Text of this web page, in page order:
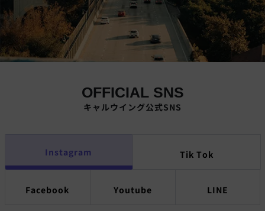
OFFICIAL SNS
キャルウイング公式SNS
Instagram Tik Tok
Facebook Youtube LINE